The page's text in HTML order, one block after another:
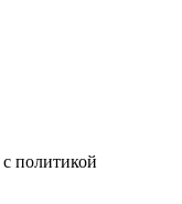
с политикой